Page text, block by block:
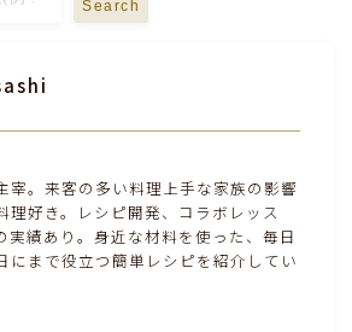
ー
Search
宰。来客の多い料理上手な家族の影響
理好き。レシピ開発、コラボレッス
実績あり。身近な材料を使った、毎日
にまで役立つ簡単レシピを紹介してい